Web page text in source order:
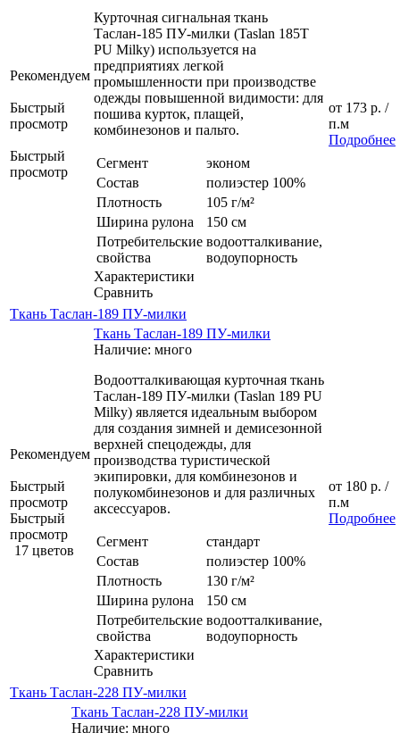
Рекомендуем
Быстрый
просмотр
Быстрый
просмотр
Курточная сигнальная ткань
Таслан-185 ПУ-милки (Taslan 185T
PU Milky) используется на
предприятиях легкой
промышленности при производстве
одежды повышенной видимости: для
пошива курток, плащей,
комбинезонов и пальто.
Сегмент
эконом
Состав
полиэстер 100%
Плотность
105 г/м²
Ширина рулона
150 см
Потребительские
свойства
водоотталкивание,
водоупорность
Характеристики
Сравнить
от 173 р. /
п.м
Подробнее
Ткань Таслан-189 ПУ-милки
Рекомендуем
Быстрый
просмотр
Быстрый
просмотр
17 цветов
Ткань Таслан-189 ПУ-милки
Наличие: много
Водоотталкивающая курточная ткань
Таслан-189 ПУ-милки (Taslan 189 PU
Milky) является идеальным выбором
для создания зимней и демисезонной
верхней спецодежды, для
производства туристической
экипировки, для комбинезонов и
полукомбинезонов и для различных
аксессуаров.
Сегмент
стандарт
Состав
полиэстер 100%
Плотность
130 г/м²
Ширина рулона
150 см
Потребительские
свойства
водоотталкивание,
водоупорность
Характеристики
Сравнить
от 180 р. /
п.м
Подробнее
Ткань Таслан-228 ПУ-милки
Ткань Таслан-228 ПУ-милки
Наличие: много